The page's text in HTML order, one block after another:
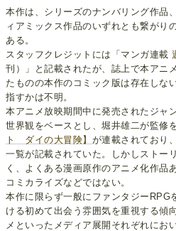
本作は、シリーズのナンバリング作品
ィアミックス作品のいずれとも繋がり
ある。
スタッフクレジットには「マンガ連載
刊）」と記載されたが、誌上で本アニ
たものの本作のコミック版は存在しな
指すかは不明。
本アニメ放映期間中に発売されたジャ
世界観をベースとし、堀井雄二が監修
ト ダイの大冒険】 が連載されており
一覧が記載されていた。しかしストー
く、よくある漫画原作のアニメ化作品
コミカライズなどではない。
本作に限らず一般にファンタジーRPG
ける初めて出会う雰囲気を重視する傾
メといったメディア展開それぞれにお